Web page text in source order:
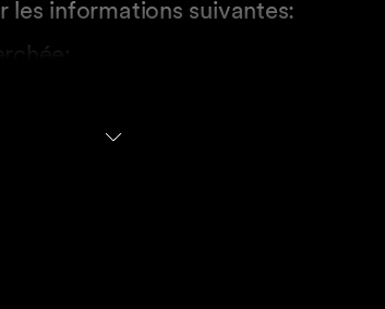
les informations suivantes:
la profession;